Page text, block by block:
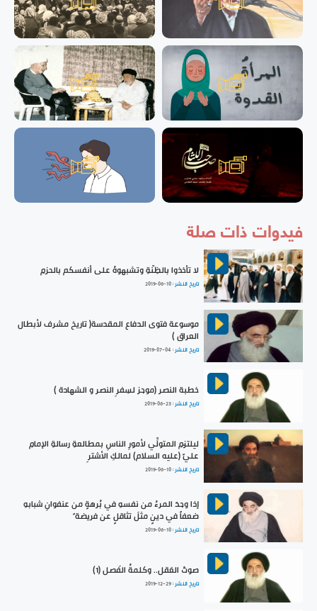
فيدوات ذات صلة
لا تأخذوا بالظِنّةِ وتشبهوهُ على أنفسكم بالحزمِ
تاريخ النشر :2019-06-10
موسوعة فتوى الدفاع المقدسة( تاريخ مشرف لأبطال
العراق )
تاريخ النشر : 2019-07-04
خطبة النصر (موجز لسِفرِ النصر و الشهادة )
تاريخ النشر :2019-06-23
ليلتزمِ المتولِّي لأمورِ الناسِ بمطالعةِ رسالةِ الإمامِ
عليٍّ (عليه السلام) لمالكِ الأشترِ
تاريخ النشر :2019-06-10
إذا وجدَ المرءُ من نفسهِ في بُرهةٍ من عنفوانِ شبابهِ
ضعفاً في دينٍ مثلَ تثاقلٍ عن فريضة ٍ
تاريخ النشر :2019-06-10
صوتُ العَقل.. وكلمةُ الفَصل (1)
تاريخ النشر :2019-12-29